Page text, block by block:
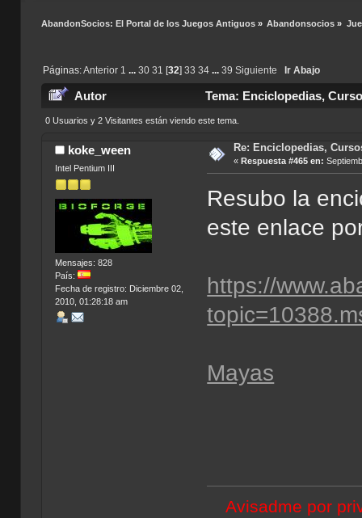
AbandonSocios: El Portal de los Juegos Antiguos» Abandonsocios »
Páginas:Anterior 1 ... 30 31 [32] 33 34 ... 39 Siguiente Ir Abajo
Autor Tema: Enciclopedias,
0 Usuarios y 2 Visitantes están viendo este tema.
koke_ween
Intel Pentium III
Mensajes: 828
País:
Fecha de registro: Diciembre 02,
2010, 01:28:18 am
Re: Enciclopedias,
« Respuesta #465 en:
Resubo la
este enlace
https://
Mayas
Avisadme por